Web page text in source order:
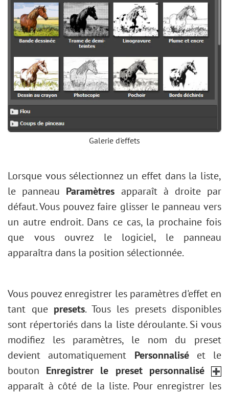
Galerie d'effets
Lorsque vous sélectionnez un effet dans la liste,
le panneau Paramètres apparaît à droite par
défaut. Vous pouvez faire glisser le panneau vers
un autre endroit. Dans ce cas, la prochaine fois
que vous ouvrez le logiciel, le panneau
apparaîtra dans la position sélectionnée.
Vous pouvez enregistrer les paramètres d'effet en
tant que presets. Tous les presets disponibles
sont répertoriés dans la liste déroulante. Si vous
modifiez les paramètres, le nom du preset
devient automatiquement Personnaliséet le
bouton Enregistrer le preset personnalisé
apparaît à côté de la liste. Pour enregistrer les